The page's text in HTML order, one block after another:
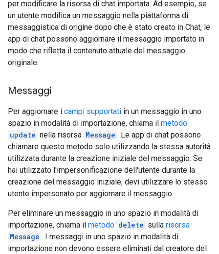
per modificare la risorsa di chat importata. Ad esempio, se
un utente modifica un messaggio nella piattaforma di
messaggistica di origine dopo che è stato creato in Chat, le
app di chat possono aggiornare il messaggio importato in
modo che rifletta il contenuto attuale del messaggio
originale.
Messaggi
Per aggiornare i campi supportati in un messaggio in uno
spazio in modalità di importazione, chiama il metodo
update nella risorsa Message . Le app di chat possono
chiamare questo metodo solo utilizzando la stessa autorità
utilizzata durante la creazione iniziale del messaggio. Se
hai utilizzato l'impersonificazione dell'utente durante la
creazione del messaggio iniziale, devi utilizzare lo stesso
utente impersonato per aggiornare il messaggio.
Per eliminare un messaggio in uno spazio in modalità di
importazione, chiama il metodo delete sulla risorsa
Message . I messaggi in uno spazio in modalità di
importazione non devono essere eliminati dal creatore del